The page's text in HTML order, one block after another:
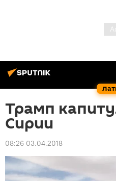
Трамп
Сирии
08:26 03.04.2018